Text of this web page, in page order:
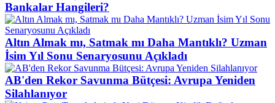
Bankalar Hangileri?
Altın Almak mı, Satmak mı Daha Mantıklı? Uzman
İsim Yıl Sonu Senaryosunu Açıkladı
AB'den Rekor Savunma Bütçesi: Avrupa Yeniden
Silahlanıyor